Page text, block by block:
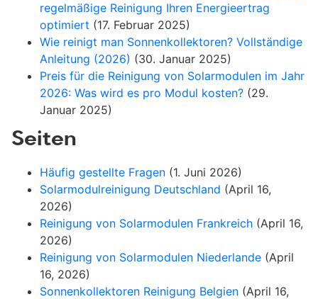
regelmäßige Reinigung Ihren Energieertrag
optimiert (17. Februar 2025)
Wie reinigt man Sonnenkollektoren? Vollständige
Anleitung (2026) (30. Januar 2025)
Preis für die Reinigung von Solarmodulen im Jahr
2026: Was wird es pro Modul kosten? (29.
Januar 2025)
Seiten
Häufig gestellte Fragen (1. Juni 2026)
Solarmodulreinigung Deutschland (April 16,
2026)
Reinigung von Solarmodulen Frankreich (April 16,
2026)
Reinigung von Solarmodulen Niederlande (April
16, 2026)
Sonnenkollektoren Reinigung Belgien (April 16,